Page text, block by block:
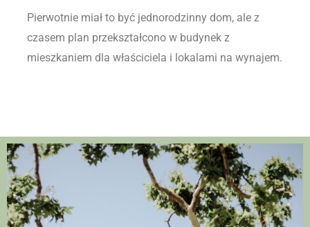
Pierwotnie miał to być jednorodzinny dom, ale z
czasem plan przekształcono w budynek z
mieszkaniem dla właściciela i lokalami na wynajem.